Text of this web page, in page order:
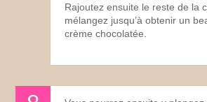
Rajoutez ensuite le reste de la
mélangez jusqu’à obtenir un
crème chocolatée.